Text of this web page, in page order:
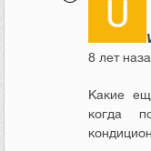
8 лет
Какие
когда